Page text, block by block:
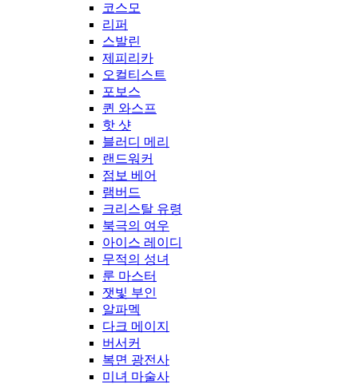
코스모
리퍼
스발린
제피리카
오컬티스트
포보스
퀸 와스프
핫 샷
블러디 메리
랜드워커
점보 베어
램버드
크리스탈 유령
북극의 여우
아이스 레이디
무적의 성녀
룬 마스터
잿빛 부인
알파멕
다크 메이지
버서커
복면 광전사
미녀 마술사